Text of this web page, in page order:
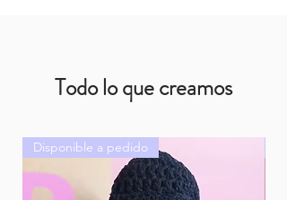
Todo lo que creamos
Disponible a pedido